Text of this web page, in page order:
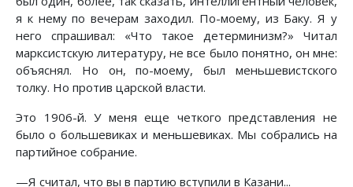
я к нему по вечерам заходил. По-моему, из Баку. Я у
него спрашивал: «Что такое детерминизм?» Читал
марксистскую литературу, не все было понятно, он мне:
объяснял. Но он, по-моему, был меньшевистского
толку. Но против царской власти.
Это 1906-й. У меня еще четкого представления не
было о большевиках и меньшевиках. Мы собрались на
партийное собрание.
—Я считал, что вы в партию вступили в Казани...